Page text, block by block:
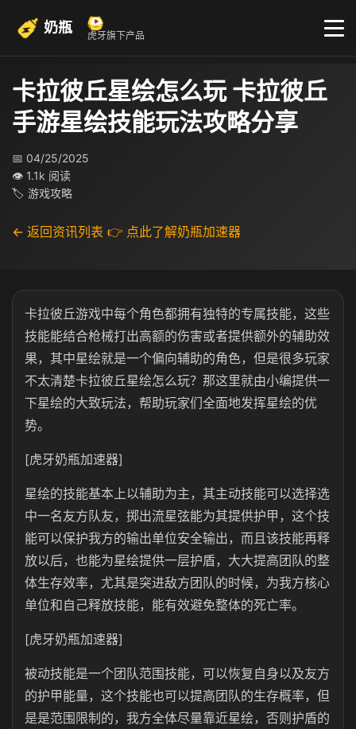
奶瓶 虎牙旗下产品
卡拉彼丘星绘怎么玩 卡拉彼丘
手游星绘技能玩法攻略分享
📅 04/25/2025
👁 1.1k 阅读
🏷 游戏攻略
← 返回资讯列表 👉 点此了解奶瓶加速器
卡拉彼丘游戏中每个角色都拥有独特的专属技能，这些
技能能结合枪械打出高额的伤害或者提供额外的辅助效
果，其中星绘就是一个偏向辅助的角色，但是很多玩家
不太清楚卡拉彼丘星绘怎么玩？那这里就由小编提供一
下星绘的大致玩法，帮助玩家们全面地发挥星绘的优
势。
[虎牙奶瓶加速器]
星绘的技能基本上以辅助为主，其主动技能可以选择选
中一名友方队友，掷出流星弦能为其提供护甲，这个技
能可以保护我方的输出单位安全输出，而且该技能再释
放以后，也能为星绘提供一层护盾，大大提高团队的整
体生存效率，尤其是突进敌方团队的时候，为我方核心
单位和自己释放技能，能有效避免整体的死亡率。
[虎牙奶瓶加速器]
被动技能是一个团队范围技能，可以恢复自身以及友方
的护甲能量，这个技能也可以提高团队的生存概率，但
是是范围限制的，我方全体尽量靠近星绘，否则护盾的